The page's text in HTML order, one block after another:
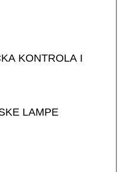
KONTROLA I
LAMPE